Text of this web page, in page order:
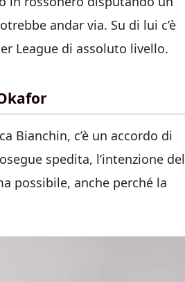
andar via. Su di lui c’è
League di assoluto livello.
Bianchin, c’è un accordo di
spedita, l’intenzione del
possibile, anche perché la